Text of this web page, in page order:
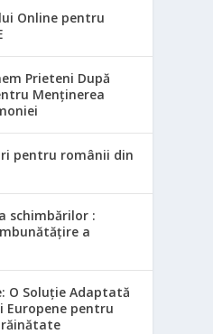
Online pentru
Prieteni După
Menținerea
pentru românii din
schimbărilor :
a
O Soluție Adaptată
Europene pentru